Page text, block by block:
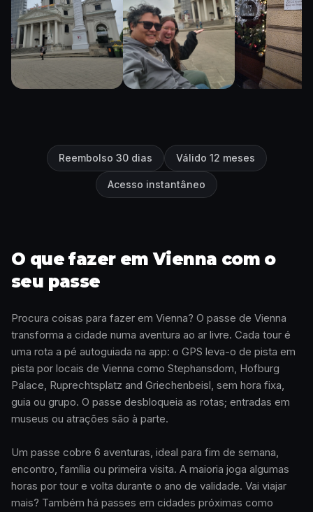
Reembolso 30 dias Válido 12 meses
Acesso instantâneo
O que fazer em Vienna com o
seu passe
Procura coisas para fazer em Vienna? O passe de Vienna
transforma a cidade numa aventura ao ar livre. Cada tour é
uma rota a pé autoguiada na app: o GPS leva-o de pista em
pista por locais de Vienna como Stephansdom, Hofburg
Palace, Ruprechtsplatz and Griechenbeisl, sem hora fixa,
guia ou grupo. O passe desbloqueia as rotas; entradas em
museus ou atrações são à parte.
Um passe cobre 6 aventuras, ideal para fim de semana,
encontro, família ou primeira visita. A maioria joga algumas
horas por tour e volta durante o ano de validade. Vai viajar
mais? Também há passes em cidades próximas como